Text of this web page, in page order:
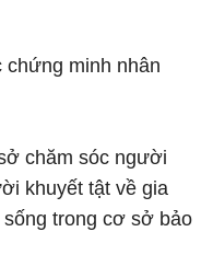
chứng minh nhân
chăm sóc người
khuyết tật về gia
trong cơ sở bảo